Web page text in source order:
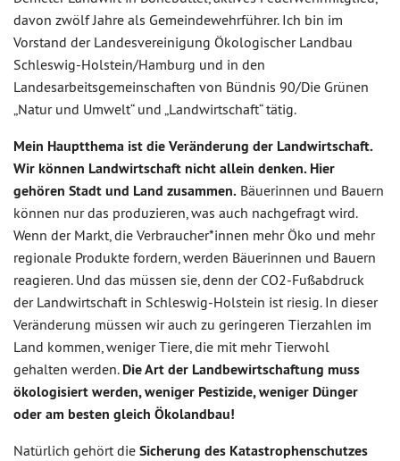
davon zwölf Jahre als Gemeindewehrführer. Ich bin im
Vorstand der Landesvereinigung Ökologischer Landbau
Schleswig-Holstein/Hamburg und in den
Landesarbeitsgemeinschaften von Bündnis 90/Die Grünen
„Natur und Umwelt“ und „Landwirtschaft“ tätig.
Mein Hauptthema ist die Veränderung der Landwirtschaft.
Wir können Landwirtschaft nicht allein denken. Hier
gehören Stadt und Land zusammen. Bäuerinnen und Bauern
können nur das produzieren, was auch nachgefragt wird.
Wenn der Markt, die Verbraucher*innen mehr Öko und mehr
regionale Produkte fordern, werden Bäuerinnen und Bauern
reagieren. Und das müssen sie, denn der CO2-Fußabdruck
der Landwirtschaft in Schleswig-Holstein ist riesig. In dieser
Veränderung müssen wir auch zu geringeren Tierzahlen im
Land kommen, weniger Tiere, die mit mehr Tierwohl
gehalten werden. Die Art der Landbewirtschaftung muss
ökologisiert werden, weniger Pestizide, weniger Dünger
oder am besten gleich Ökolandbau!
Natürlich gehört die Sicherung des Katastrophenschutzes